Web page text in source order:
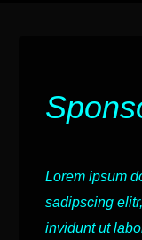
Lorem ipsum
sadipscing
invidunt ut